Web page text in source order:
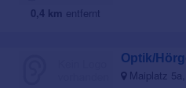
0,4 km entfernt
Optik/
Maiplatz 5a,